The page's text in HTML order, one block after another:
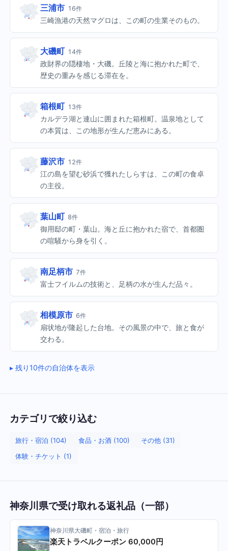
三浦市 16件
三崎漁港の天然マグロは、この町の生業そのもの。
大磯町 14件
政財界の隠棲地・大磯。丘陵と海に抱かれた町で、
歴史の重みを感じる滞在を。
箱根町 13件
カルデラ湖と連山に囲まれた箱根町。温泉地として
の本質は、この地形が生んだ恵みにある。
藤沢市 12件
江の島を望む砂浜で獲れたしらすは、この町の食卓
の主役。
葉山町 8件
御用邸の町・葉山。海と丘に抱かれた宿で、首都圏
の喧騒から身を引く。
南足柄市 7件
富士フイルムの技術と、足柄の水が生んだ品々。
相模原市 6件
扇状地が隆起した台地。その風景の中で、旅と食が
交わる。
残り10件の自治体を表示
カテゴリで絞り込む
旅行・宿泊 (104) 食品・お酒 (100)
その他 (31)
体験・チケット (1)
神奈川県で受け取れる返礼品（一部）
神奈川県大磯町・宿泊・旅行
楽天トラベルクーポン 60,000円